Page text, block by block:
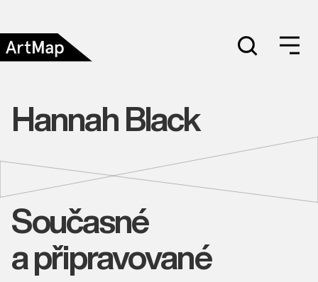
Hannah Black
Současné
a připravované